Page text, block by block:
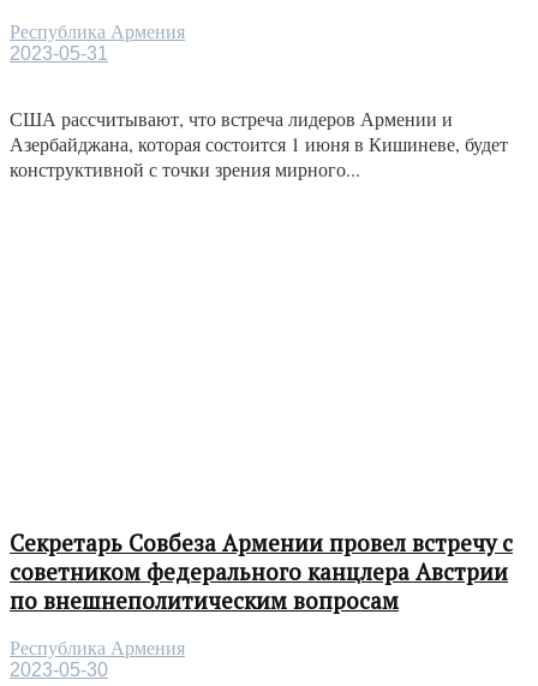
Республика Армения
2023-05-31
США рассчитывают, что встреча лидеров Армении и
Азербайджана, которая состоится 1 июня в Кишиневе, будет
конструктивной с точки зрения мирного...
Секретарь Совбеза Армении провел встречу с
советником федерального канцлера Австрии
по внешнеполитическим вопросам
Республика Армения
2023-05-30